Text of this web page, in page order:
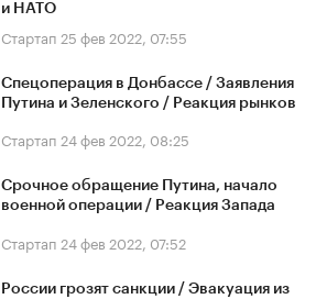
и НАТО
Стартап 25 фев 2022, 07:55
Спецоперация в Донбассе / Заявления
Путина и Зеленского / Реакция рынков
Стартап 24 фев 2022, 08:25
Срочное обращение Путина, начало
военной операции / Реакция Запада
Стартап 24 фев 2022, 07:52
России грозят санкции / Эвакуация из